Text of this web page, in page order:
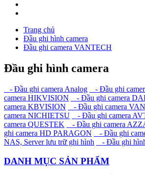
Trang chủ
Đầu ghi hình camera
Đầu ghi camera VANTECH
Đầu ghi hình camera
- Đầu ghi camera Analog - Đầu ghi
camera HIKVISION
- Đầu ghi camera
camera KBVISION
- Đầu ghi camera
camera NICHIETSU
- Đầu ghi camera
camera QUESTEK
- Đầu ghi camera
ghi camera HD PARAGON
- Đầu ghi
NAS, Server lưu trữ ghi hình
- Đầu ghi
DANH MỤC SẢN PHẨM